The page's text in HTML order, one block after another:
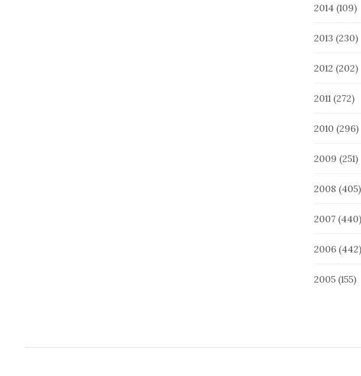
2014 (109)
2013 (230)
2012 (202)
2011 (272)
2010 (296)
2009 (251)
2008 (405)
2007 (440)
2006 (442)
2005 (155)